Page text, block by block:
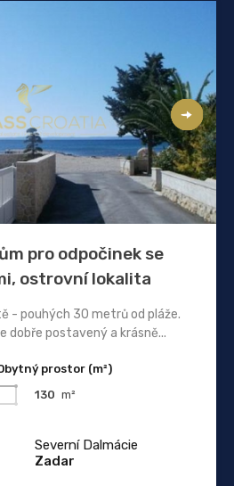
pro odpočinek se
ostrovní lokalita
- pouhých 30 metrů od pláže.
dobře postavený a krásně...
prostor (m²)
130 m²
Severní Dalmácie
Zadar